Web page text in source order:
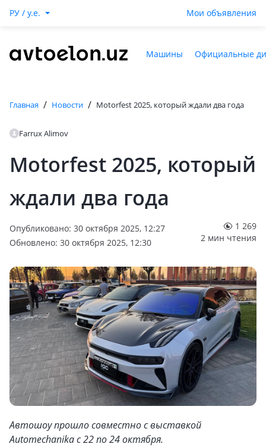
РУ / y.e. Мои объявления
Машины Официальные
Главная / Новости / Motorfest 2025, который ждали два года
Farrux Alimov
Motorfest 2025, который
ждали два года
Опубликовано: 30 октября 2025, 12:27
Обновлено: 30 октября 2025, 12:30
1 269
2 мин чтения
Автошоу прошло совместно с выставкой
Automechanika с 22 по 24 октября.